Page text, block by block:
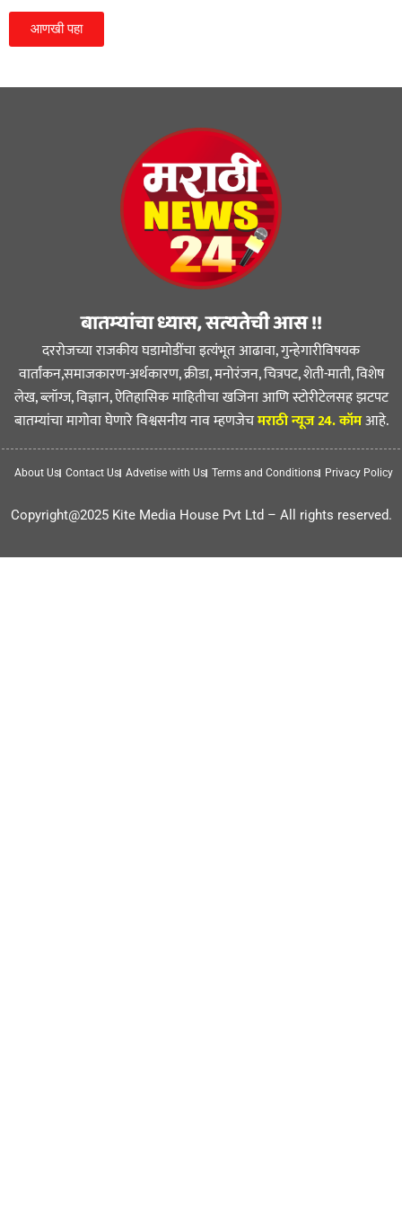
आणखी पहा
बातम्यांचा ध्यास, सत्यतेची आस !!
दररोजच्या राजकीय घडामोडींचा इत्यंभूत आढावा, गुन्हेगारीविषयक
वार्तांकन,समाजकारण-अर्थकारण, क्रीडा, मनोरंजन, चित्रपट, शेती-माती, विशेष
लेख, ब्लॉग्ज, विज्ञान, ऐतिहासिक माहितीचा खजिना आणि स्टोरीटेलसह झटपट
बातम्यांचा मागोवा घेणारे विश्वसनीय नाव म्हणजेचमराठी न्यूज 24. कॉमआहे.
About Us Contact Us Advetise with Us Terms and Conditions Privacy Policy
Copyright@2025 Kite Media House Pvt Ltd – All rights reserved.